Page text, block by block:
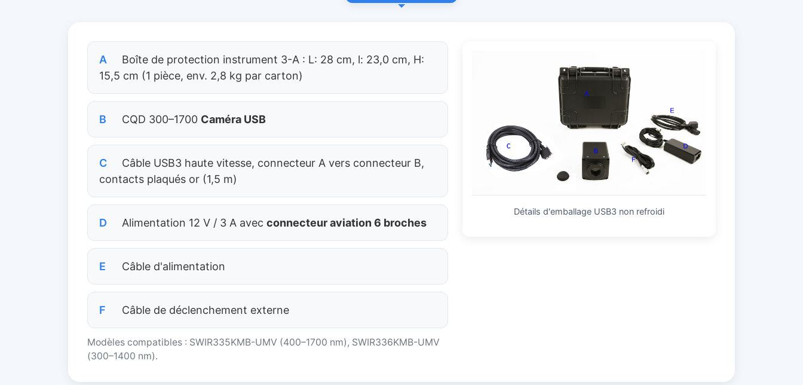
A
Boîte de protection instrument 3-A : L: 28 cm, l: 23,0 cm, H:
15,5 cm (1 pièce, env. 2,8 kg par carton)
B CQD 300–1700 Caméra USB
C
Câble USB3 haute vitesse, connecteur A vers connecteur B,
contacts plaqués or (1,5 m)
D Alimentation 12 V / 3 A avecconnecteur aviation 6 broches
E Câble d'alimentation
F Câble de déclenchement externe
Modèles compatibles : SWIR335KMB-UMV (400–1700 nm), SWIR336KMB-UMV
(300–1400 nm).
Détails d'emballage USB3 non refroidi